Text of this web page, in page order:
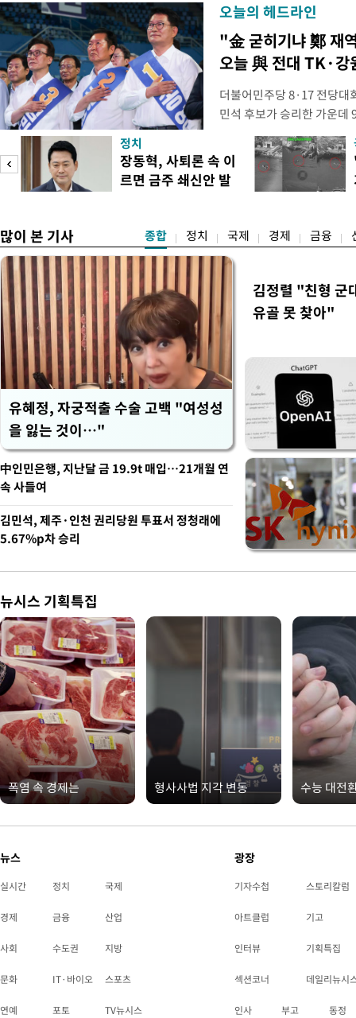
오늘의 헤드라인
"金 굳히기냐 鄭 재
오늘 與 전대 TK·강
더불어민주당 8·17 전당대
민석 후보가 승리한 가운데
시된다. 초박빙 승부가 이
승을 이어갈지, 정청래 후
다. 1·2위 간 누적 득표율
빙 판세가 이어져, 9일 강
정치
장동혁, 사퇴론 속 이
르면 금주 쇄신안 발
많이 본 기사 종합 정치 국제 경제 금융
유혜정, 자궁적출 수술 고백 "여성성
을 잃는 것이…"
김정렬 "친형 군
유골 못 찾아"
中인민은행, 지난달 금 19.9t 매입…21개월 연
속 사들여
김민석, 제주·인천 권리당원 투표서 정청래에
5.67%p차 승리
뉴시스 기획특집
폭염 속 경제는 형사사법 지각 변동 수능 대전
뉴스
실시간 정치 국제
경제 금융 산업
사회 수도권 지방
문화 IT·바이오 스포츠
연예 포토 TV뉴시스
광장
기자수첩 스토리칼럼
아트클럽 기고
인터뷰 기획특집
섹션코너 데일리뉴시
인사 부고 동정